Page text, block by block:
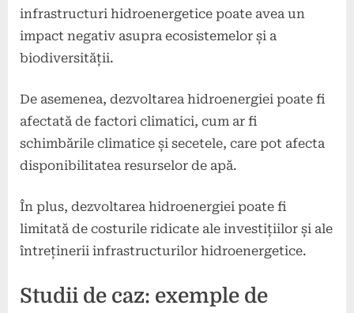
infrastructuri hidroenergetice poate avea un
impact negativ asupra ecosistemelor și a
biodiversității.
De asemenea, dezvoltarea hidroenergiei poate fi
afectată de factori climatici, cum ar fi
schimbările climatice și secetele, care pot afecta
disponibilitatea resurselor de apă.
În plus, dezvoltarea hidroenergiei poate fi
limitată de costurile ridicate ale investițiilor și ale
întreținerii infrastructurilor hidroenergetice.
Studii de caz: exemple de